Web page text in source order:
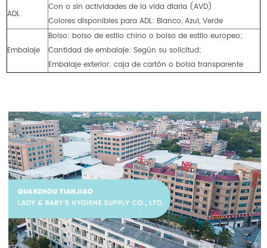
ADL
Con o sin actividades de la vida diaria (AVD)
Colores disponibles para ADL: Blanco, Azul, Verde
Embalaje
Bolso: bolso de estilo chino o bolso de estilo europeo;
Cantidad de embalaje: Según su solicitud;
Embalaje exterior: caja de cartón o bolsa transparente